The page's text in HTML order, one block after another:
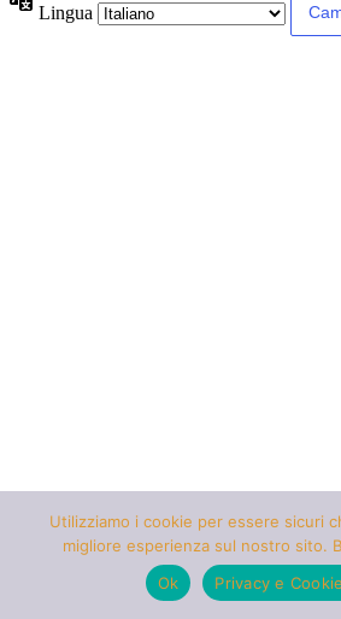
Lingua
Utilizziamo i cookie per essere sicuri
migliore esperienza sul nostro sito.
Ok
Privacy e